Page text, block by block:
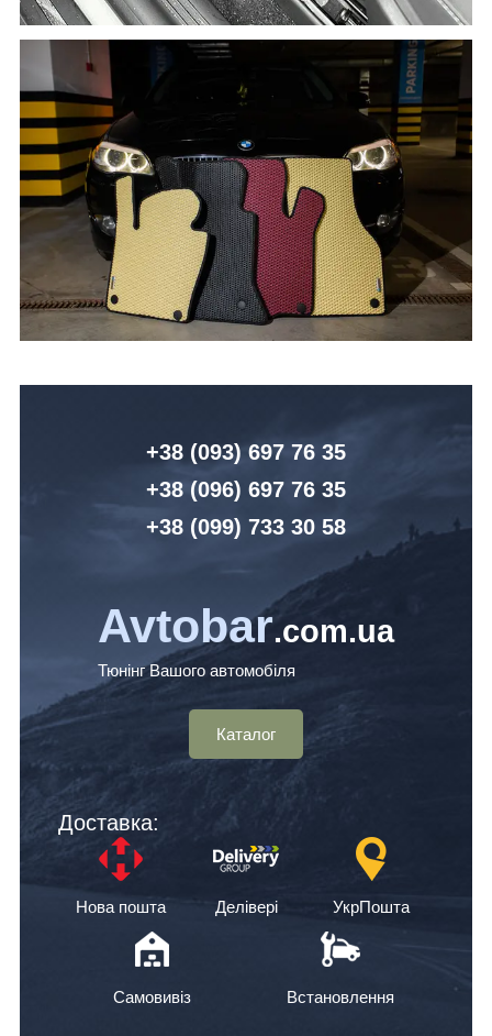
+38 (093) 697 76 35
+38 (096) 697 76 35
+38 (099) 733 30 58
Avtobar.com.ua
Тюнінг Вашого автомобіля
Каталог
Доставка:
Нова пошта Делівері УкрПошта
Самовивіз Встановлення